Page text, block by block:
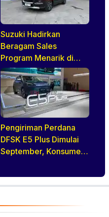
Suzuki Hadirkan
Beragam Sales
Program Menarik di
GIIAS 2026, Mulai dari
DP Ringan hingga
Promo Aftersales
Pengiriman Perdana
DFSK E5 Plus Dimulai
September, Konsumen